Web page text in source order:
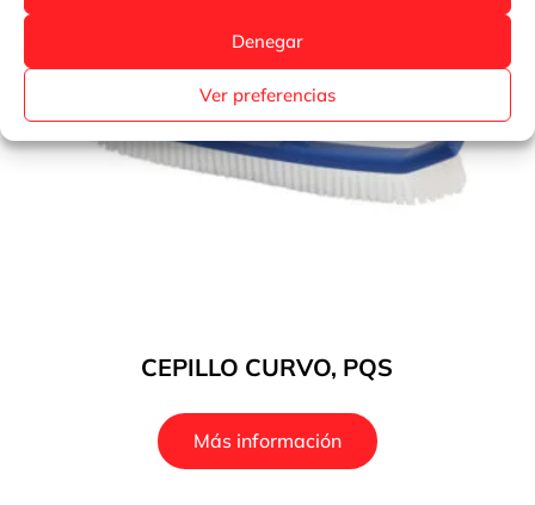
Denegar
Ver preferencias
CEPILLO CURVO, PQS
Más información